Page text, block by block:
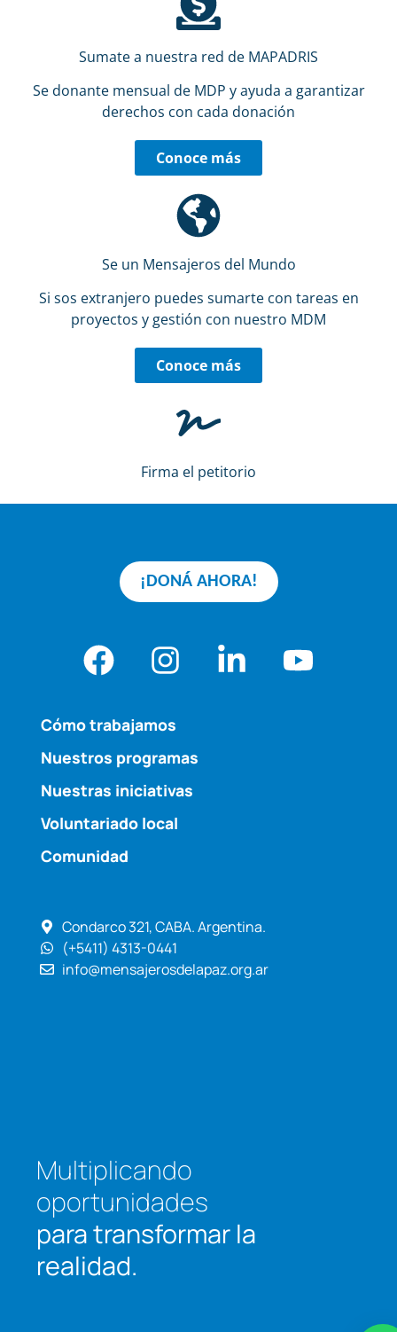
Sumate a nuestra red de MAPADRIS
Se donante mensual de MDP y ayuda a garantizar
derechos con cada donación
Conoce más
Se un Mensajeros del Mundo
Si sos extranjero puedes sumarte con tareas en
proyectos y gestión con nuestro MDM
Conoce más
Firma el petitorio
Multiplicando
oportunidades
para transformar la
realidad.
Cómo trabajamos
Nuestros programas
Nuestras iniciativas
Voluntariado local
Comunidad
Condarco 321, CABA. Argentina.
(+5411) 4313-0441
info@mensajerosdelapaz.org.ar
¡DONÁ AHORA!